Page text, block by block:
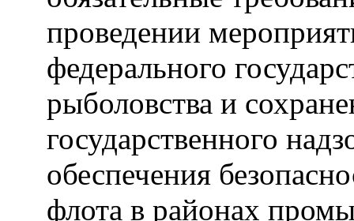
проведении
федерального
рыболовства и
государственного
обеспечения
флота в районах